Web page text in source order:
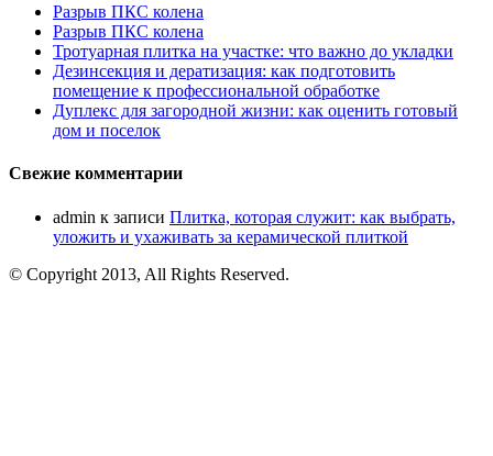
Разрыв ПКС колена
Разрыв ПКС колена
Тротуарная плитка на участке: что важно до укладки
Дезинсекция и дератизация: как подготовить
помещение к профессиональной обработке
Дуплекс для загородной жизни: как оценить готовый
дом и поселок
Свежие комментарии
admin к записи Плитка, которая служит: как выбрать,
уложить и ухаживать за керамической плиткой
© Copyright 2013, All Rights Reserved.